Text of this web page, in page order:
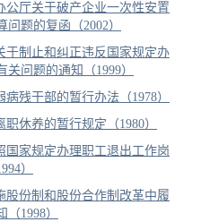
公厅关于破产企业一次性安置
题的复函（2002）
于制止和纠正违反国家规定办
问题的通知（1999）
残干部的暂行办法（1978）
休养的暂行规定（1980）
国家规定办理职工退出工作岗
）
股份制和股份合作制改革中履
1998）